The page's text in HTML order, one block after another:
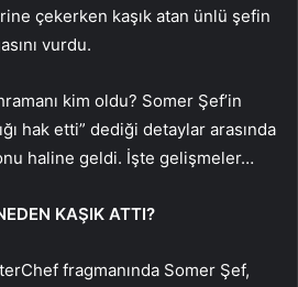
çekerken kaşık atan ünlü şefin
vurdu.
kim oldu? Somer Şef’in
hak etti” dediği detaylar arasında
haline geldi. İşte gelişmeler…
KAŞIK ATTI?
fragmanında Somer Şef,